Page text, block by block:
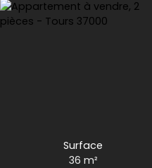
Surface
36 m²